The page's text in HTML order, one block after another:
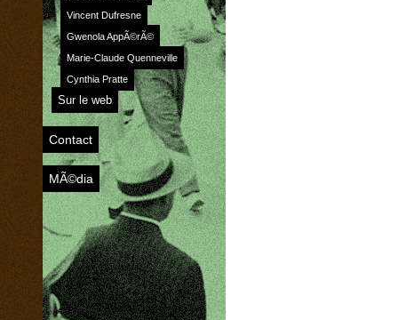
Vincent Dufresne
Gwenola AppÃ©rÃ©
Marie-Claude Quenneville
Cynthia Pratte
Sur le web
Contact
MÃ©dia